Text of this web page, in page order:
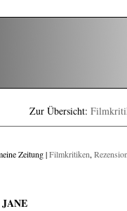
Zur Übersicht:
Zeitung |Filmkritiken, Rezension